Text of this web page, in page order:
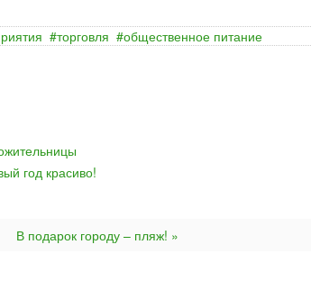
торговля общественное питание
год красиво!
В подарок городу – пляж! »